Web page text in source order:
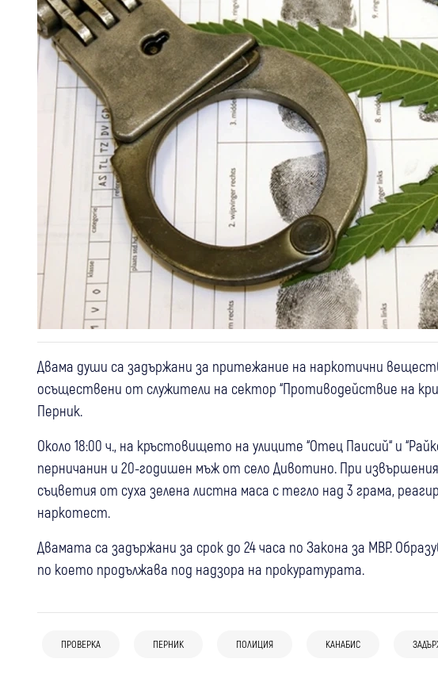
Двама души са задържани за притежание на наркотични
осъществени от служители на сектор “Противодействие на
Перник.
Около 18:00 ч., на кръстовището на улиците “Отец Паисий“ и
перничанин и 20-годишен мъж от село Дивотино. При
съцветия от суха зелена листна маса с тегло над 3 грама,
наркотест.
Двамата са задържани за срок до 24 часа по Закона за МВР.
по което продължава под надзора на прокуратурата.
ПРОВЕРКА ПЕРНИК ПОЛИЦИЯ КАНАБИС
Рецидивист остава в ареста за
Кюстендил
Удар
Радомир с извънредни мерки след
Петрич Крими